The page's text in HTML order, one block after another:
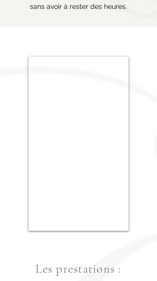
sans avoir à rester des heures.
Les prestations :